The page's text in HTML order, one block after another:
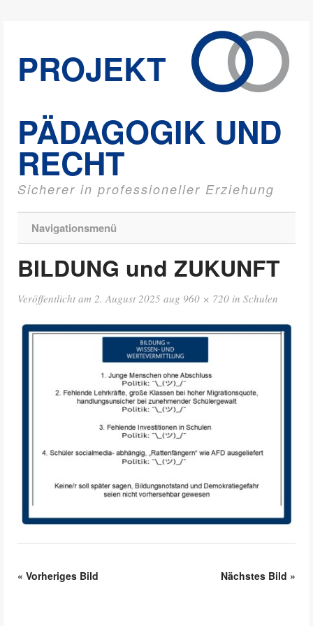
PROJEKT
PÄDAGOGIK UND
RECHT
Sicherer in professioneller Erziehung
Navigationsmenü
BILDUNG und ZUKUNFT
Veröffentlicht am 2. August 2025 aug 960 × 720 in Schulen
« Vorheriges Bild Nächstes Bild »